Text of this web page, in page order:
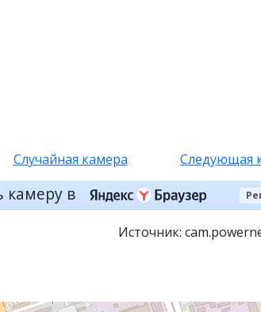
Случайная камера Следующая
камеру в
Источник: